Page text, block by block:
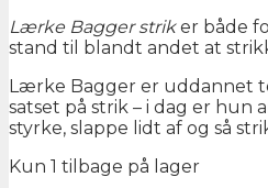
Lærke Bagger striker både
stand til blandt andet at
Lærke Bagger er uddannet
satset på strik – i dag er hun
styrke, slappe lidt af og så
Kun 1 tilbage på lager